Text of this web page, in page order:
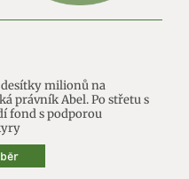
milionů na
právník Abel. Po střetu s
fond s podporou